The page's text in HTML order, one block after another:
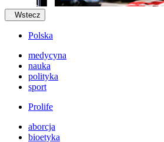
Wstecz
Polska
medycyna
nauka
polityka
sport
Prolife
aborcja
bioetyka